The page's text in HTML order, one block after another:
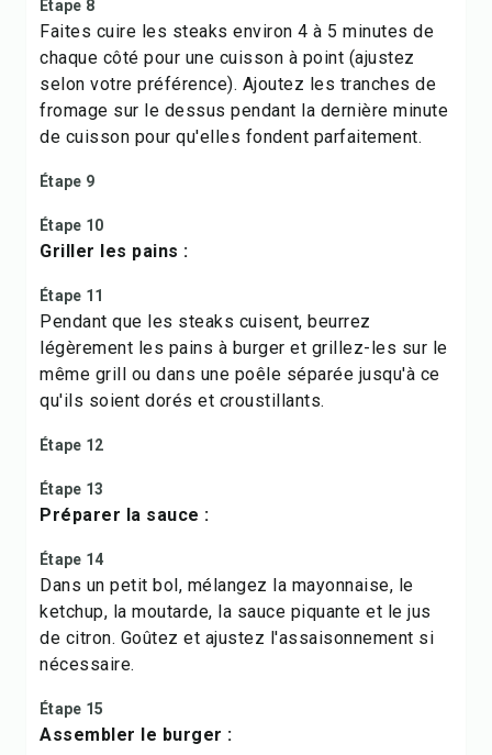
Étape 8
Faites cuire les steaks environ 4 à 5 minutes de
chaque côté pour une cuisson à point (ajustez
selon votre préférence). Ajoutez les tranches de
fromage sur le dessus pendant la dernière minute
de cuisson pour qu'elles fondent parfaitement.
Étape 9
Étape 10
Griller les pains :
Étape 11
Pendant que les steaks cuisent, beurrez
légèrement les pains à burger et grillez-les sur le
même grill ou dans une poêle séparée jusqu'à ce
qu'ils soient dorés et croustillants.
Étape 12
Étape 13
Préparer la sauce :
Étape 14
Dans un petit bol, mélangez la mayonnaise, le
ketchup, la moutarde, la sauce piquante et le jus
de citron. Goûtez et ajustez l'assaisonnement si
nécessaire.
Étape 15
Assembler le burger :